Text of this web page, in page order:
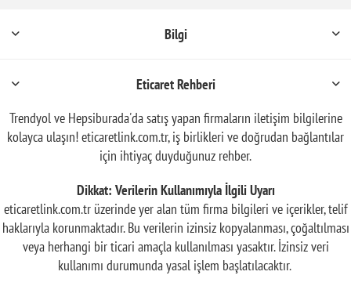
Bilgi
Eticaret Rehberi
Trendyol ve Hepsiburada'da satış yapan firmaların iletişim bilgilerine
kolayca ulaşın! eticaretlink.com.tr, iş birlikleri ve doğrudan bağlantılar
için ihtiyaç duyduğunuz rehber.
Dikkat: Verilerin Kullanımıyla İlgili Uyarı
eticaretlink.com.tr üzerinde yer alan tüm firma bilgileri ve içerikler, telif
haklarıyla korunmaktadır. Bu verilerin izinsiz kopyalanması, çoğaltılması
veya herhangi bir ticari amaçla kullanılması yasaktır. İzinsiz veri
kullanımı durumunda yasal işlem başlatılacaktır.